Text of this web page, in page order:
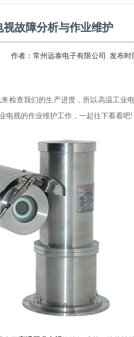
视故障分析与作业维护
作者： 常州远泰电子有限公司 发布时
查我们的生产进度，所以高温工业
电视的作业维护工作，一起往下看看吧!